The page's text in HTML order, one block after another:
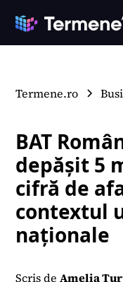
Termene.ro
BAT
depășit 5
cifră de
contextul
naționale
Scris de Amelia